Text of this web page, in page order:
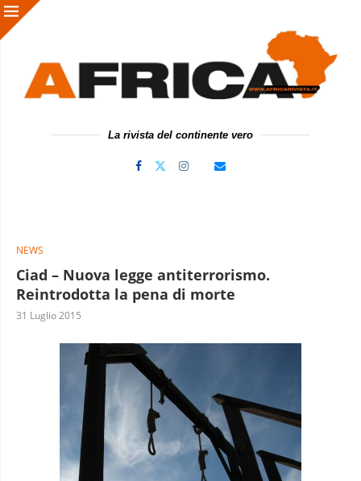
La rivista del continente vero
NEWS
Ciad – Nuova legge antiterrorismo.
Reintrodotta la pena di morte
31 Luglio 2015